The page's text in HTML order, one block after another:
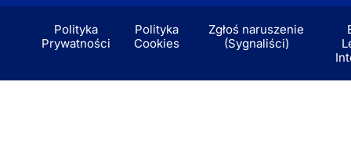
Polityka
Prywatności
Polityka
Cookies
Zgłoś naruszenie
(Sygnaliści)